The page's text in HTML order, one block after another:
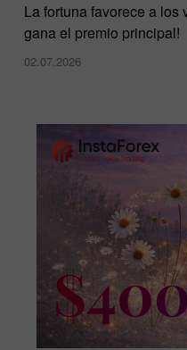
La fortuna favorece a los
gana el premio principal!
02.07.2026